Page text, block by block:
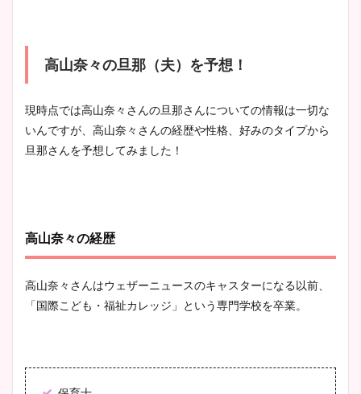
高山奈々の旦那（夫）を予想！
現時点では高山奈々さんの旦那さんについての情報は一切な
いんですが、高山奈々さんの経歴や性格、好みのタイプから
旦那さんを予想してみました！
高山奈々の経歴
高山奈々さんはウェザーニュースのキャスターになる以前、
「国際こども・福祉カレッジ」という専門学校を卒業。